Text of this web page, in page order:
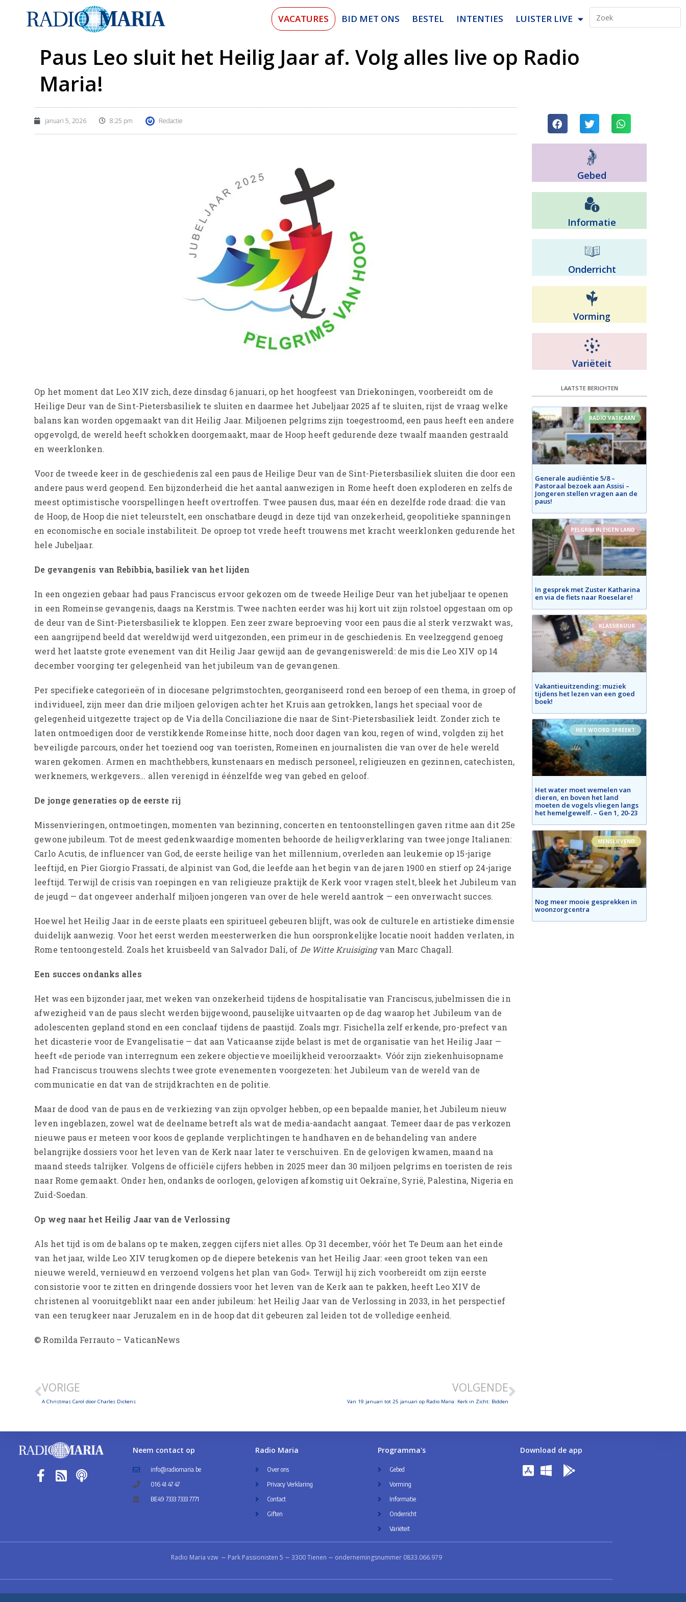
VACATURES BID MET ONS BESTEL INTENTIES LUISTER LIVE
Paus Leo sluit het Heilig Jaar af. Volg alles live op Radio
Maria!
januari 5, 2026 8:25 pm Redactie
Op het moment dat Leo XIV zich, deze dinsdag 6 januari, op het hoogfeest van Driekoningen, voorbereidt om de
Heilige Deur van de Sint-Pietersbasiliek te sluiten en daarmee het Jubeljaar 2025 af te sluiten, rijst de vraag welke
balans kan worden opgemaakt van dit Heilig Jaar. Miljoenen pelgrims zijn toegestroomd, een paus heeft een andere
opgevolgd, de wereld heeft schokken doorgemaakt, maar de Hoop heeft gedurende deze twaalf maanden gestraald
en weerklonken.
Voor de tweede keer in de geschiedenis zal een paus de Heilige Deur van de Sint-Pietersbasiliek sluiten die door een
andere paus werd geopend. Een bijzonderheid die het aantal aanwezigen in Rome heeft doen exploderen en zelfs de
meest optimistische voorspellingen heeft overtroffen. Twee pausen dus, maar één en dezelfde rode draad: die van
de Hoop, de Hoop die niet teleurstelt, een onschatbare deugd in deze tijd van onzekerheid, geopolitieke spanningen
en economische en sociale instabiliteit. De oproep tot vrede heeft trouwens met kracht weerklonken gedurende het
hele Jubeljaar.
De gevangenis van Rebibbia, basiliek van het lijden
In een ongezien gebaar had paus Franciscus ervoor gekozen om de tweede Heilige Deur van het jubeljaar te openen
in een Romeinse gevangenis, daags na Kerstmis. Twee nachten eerder was hij kort uit zijn rolstoel opgestaan om op
de deur van de Sint-Pietersbasiliek te kloppen. Een zeer zware beproeving voor een paus die al sterk verzwakt was,
een aangrijpend beeld dat wereldwijd werd uitgezonden, een primeur in de geschiedenis. En veelzeggend genoeg
werd het laatste grote evenement van dit Heilig Jaar gewijd aan de gevangeniswereld: de mis die Leo XIV op 14
december voorging ter gelegenheid van het jubileum van de gevangenen.
Per specifieke categorieën of in diocesane pelgrimstochten, georganiseerd rond een beroep of een thema, in groep of
individueel, zijn meer dan drie miljoen gelovigen achter het Kruis aan getrokken, langs het speciaal voor de
gelegenheid uitgezette traject op de Via della Conciliazione die naar de Sint-Pietersbasiliek leidt. Zonder zich te
laten ontmoedigen door de verstikkende Romeinse hitte, noch door dagen van kou, regen of wind, volgden zij het
beveiligde parcours, onder het toeziend oog van toeristen, Romeinen en journalisten die van over de hele wereld
waren gekomen. Armen en machthebbers, kunstenaars en medisch personeel, religieuzen en gezinnen, catechisten,
werknemers, werkgevers… allen verenigd in éénzelfde weg van gebed en geloof.
De jonge generaties op de eerste rij
Missenvieringen, ontmoetingen, momenten van bezinning, concerten en tentoonstellingen gaven ritme aan dit 25e
gewone jubileum. Tot de meest gedenkwaardige momenten behoorde de heiligverklaring van twee jonge Italianen:
Carlo Acutis, de influencer van God, de eerste heilige van het millennium, overleden aan leukemie op 15-jarige
leeftijd, en Pier Giorgio Frassati, de alpinist van God, die leefde aan het begin van de jaren 1900 en stierf op 24-jarige
leeftijd. Terwijl de crisis van roepingen en van religieuze praktijk de Kerk voor vragen stelt, bleek het Jubileum van
de jeugd — dat ongeveer anderhalf miljoen jongeren van over de hele wereld aantrok — een onverwacht succes.
Hoewel het Heilig Jaar in de eerste plaats een spiritueel gebeuren blijft, was ook de culturele en artistieke dimensie
duidelijk aanwezig. Voor het eerst werden meesterwerken die hun oorspronkelijke locatie nooit hadden verlaten, in
Rome tentoongesteld. Zoals het kruisbeeld van Salvador Dalí, of De Witte Kruisigingvan Marc Chagall.
Een succes ondanks alles
Het was een bijzonder jaar, met weken van onzekerheid tijdens de hospitalisatie van Franciscus, jubelmissen die in
afwezigheid van de paus slecht werden bijgewoond, pauselijke uitvaarten op de dag waarop het Jubileum van de
adolescenten gepland stond en een conclaaf tijdens de paastijd. Zoals mgr. Fisichella zelf erkende, pro-prefect van
het dicasterie voor de Evangelisatie — dat aan Vaticaanse zijde belast is met de organisatie van het Heilig Jaar —
heeft «de periode van interregnum een zekere objectieve moeilijkheid veroorzaakt». Vóór zijn ziekenhuisopname
had Franciscus trouwens slechts twee grote evenementen voorgezeten: het Jubileum van de wereld van de
communicatie en dat van de strijdkrachten en de politie.
Maar de dood van de paus en de verkiezing van zijn opvolger hebben, op een bepaalde manier, het Jubileum nieuw
leven ingeblazen, zowel wat de deelname betreft als wat de media-aandacht aangaat. Temeer daar de pas verkozen
nieuwe paus er meteen voor koos de geplande verplichtingen te handhaven en de behandeling van andere
belangrijke dossiers voor het leven van de Kerk naar later te verschuiven. En de gelovigen kwamen, maand na
maand steeds talrijker. Volgens de officiële cijfers hebben in 2025 meer dan 30 miljoen pelgrims en toeristen de reis
naar Rome gemaakt. Onder hen, ondanks de oorlogen, gelovigen afkomstig uit Oekraïne, Syrië, Palestina, Nigeria en
Zuid-Soedan.
Op weg naar het Heilig Jaar van de Verlossing
Als het tijd is om de balans op te maken, zeggen cijfers niet alles. Op 31 december, vóór het Te Deum aan het einde
van het jaar, wilde Leo XIV terugkomen op de diepere betekenis van het Heilig Jaar: «een groot teken van een
nieuwe wereld, vernieuwd en verzoend volgens het plan van God». Terwijl hij zich voorbereidt om zijn eerste
consistorie voor te zitten en dringende dossiers voor het leven van de Kerk aan te pakken, heeft Leo XIV de
christenen al vooruitgeblikt naar een ander jubileum: het Heilig Jaar van de Verlossing in 2033, in het perspectief
van een terugkeer naar Jeruzalem en in de hoop dat dit gebeuren zal leiden tot de volledige eenheid.
© Romilda Ferrauto – VaticanNews
VORIGE
A Christmas Carol door Charles Dickens
VOLGENDE
Van 19 januari tot 25 januari op Radio Maria: Kerk in Zicht: Bidden
Gebed
Informatie
Onderricht
Vorming
Variëteit
LAATSTE BERICHTEN
RADIO VATICAAN
Generale audiëntie 5/8 –
Pastoraal bezoek aan Assisi –
Jongeren stellen vragen aan de
paus!
PELGRIM IN EIGEN LAND
In gesprek met Zuster Katharina
en via de fiets naar Roeselare!
KLASSIEKUUR
Vakantieuitzending: muziek
tijdens het lezen van een goed
boek!
HET WOORD SPREEKT
Het water moet wemelen van
dieren, en boven het land
moeten de vogels vliegen langs
het hemelgewelf. – Gen 1, 20-23
MENSLIEVEND
Nog meer mooie gesprekken in
woonzorgcentra
Neem contact op
info@radiomaria.be
016 41 47 47
BE49 7333 7333 7771
Radio Maria
Over ons
Privacy Verklaring
Contact
Giften
Programma's
Gebed
Vorming
Informatie
Onderricht
Variëteit
Download de app
Radio Maria vzw ∼ Park Passionisten 5 ∼ 3300 Tienen ∼ ondernemingsnummer 0833.066.979